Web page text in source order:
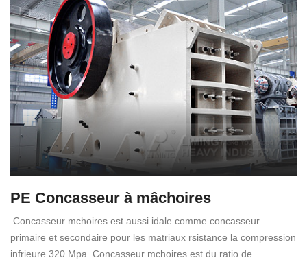
PE Concasseur à mâchoires
Concasseur mchoires est aussi idale comme concasseur
primaire et secondaire pour les matriaux rsistance la compression
infrieure 320 Mpa. Concasseur mchoires est du ratio de